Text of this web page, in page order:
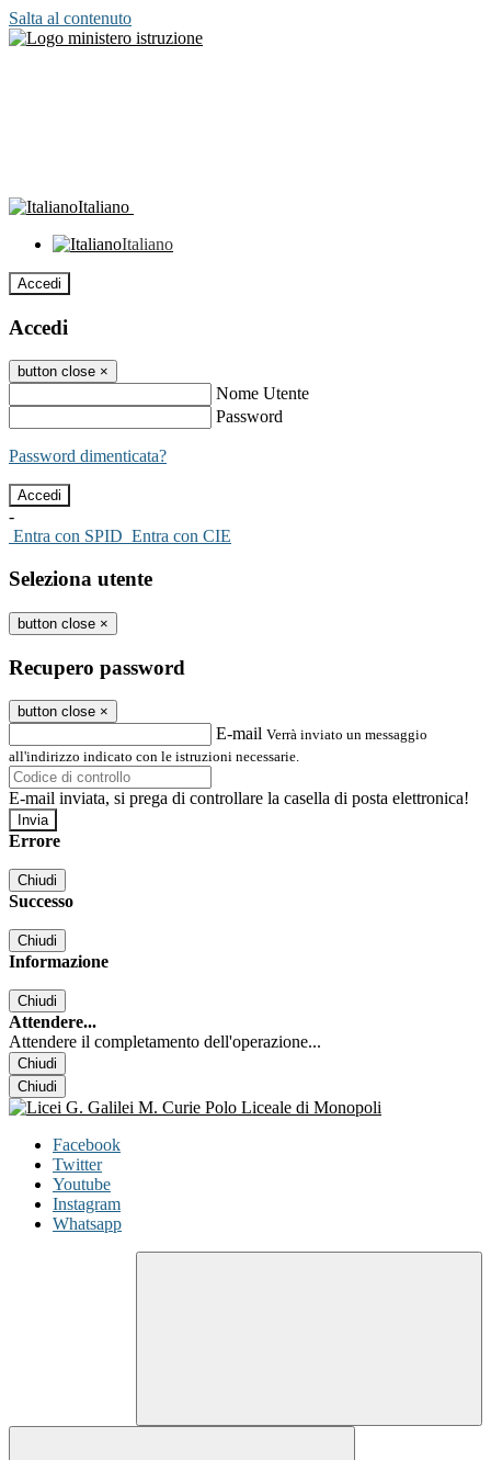
Salta al contenuto
Italiano
Italiano
Accedi
Accedi
button close ×
Nome Utente
Password
Password dimenticata?
-
Entra con SPID Entra con CIE
Seleziona utente
button close ×
Recupero password
button close ×
E-mail Verrà inviato un messaggio
all'indirizzo indicato con le istruzioni necessarie.
E-mail inviata, si prega di controllare la casella di posta elettronica!
Errore
Chiudi
Successo
Chiudi
Informazione
Chiudi
Attendere...
Attendere il completamento dell'operazione...
Chiudi
Chiudi
Facebook
Twitter
Youtube
Instagram
Whatsapp